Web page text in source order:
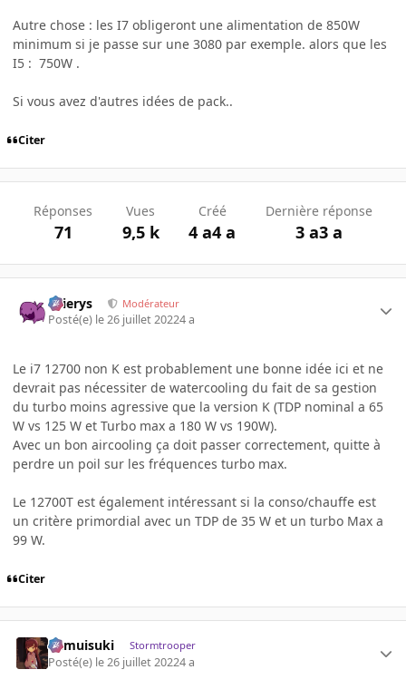
Autre chose : les I7 obligeront une alimentation de 850W
minimum si je passe sur une 3080 par exemple. alors que les
I5 : 750W .
Si vous avez d'autres idées de pack..
Citer
Réponses
71
Vues
9,5 k
Créé
4 a4 a
Dernière réponse
3 a3 a
Ellierys Modérateur
Posté(e) le 26 juillet 20224 a
Le i7 12700 non K est probablement une bonne idée ici et ne
devrait pas nécessiter de watercooling du fait de sa gestion
du turbo moins agressive que la version K (TDP nominal a 65
W vs 125 W et Turbo max a 180 W vs 190W).
Avec un bon aircooling ça doit passer correctement, quitte à
perdre un poil sur les fréquences turbo max.
Le 12700T est également intéressant si la conso/chauffe est
un critère primordial avec un TDP de 35 W et un turbo Max a
99 W.
Citer
kamuisuki Stormtrooper
Posté(e) le 26 juillet 20224 a